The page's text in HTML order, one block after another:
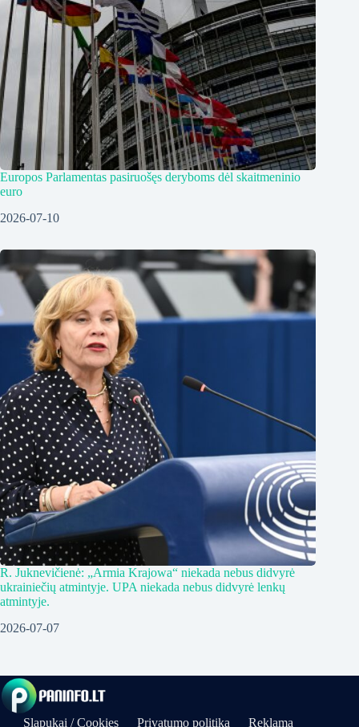
Europos Parlamentas pasiruošęs deryboms dėl skaitmeninio
euro
2026-07-10
R. Juknevičienė: „Armia Krajowa“ niekada nebus didvyrė
ukrainiečių atmintyje. UPA niekada nebus didvyrė lenkų
atmintyje.
2026-07-07
Slapukai / Cookies Privatumo politika Reklama